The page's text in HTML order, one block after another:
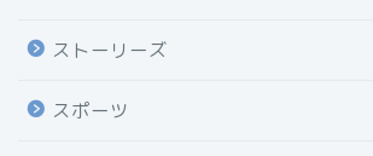
ストーリーズ
スポーツ